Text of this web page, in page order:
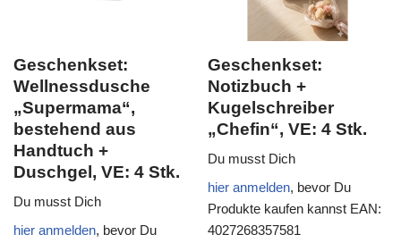
Geschenkset:
Wellnessdusche
„Supermama“,
bestehend aus
Handtuch +
Duschgel, VE: 4 Stk.
Du musst Dich
hier anmelden, bevor Du
Geschenkset:
Notizbuch +
Kugelschreiber
„Chefin“, VE: 4 Stk.
Du musst Dich
hier anmelden, bevor Du
Produkte kaufen kannst EAN:
4027268357581